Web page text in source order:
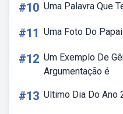
#10 Uma Palavra Que
#11 Uma Foto Do
#12 Um Exemplo De
Argumentação é
#13 Ultimo Dia Do Ano